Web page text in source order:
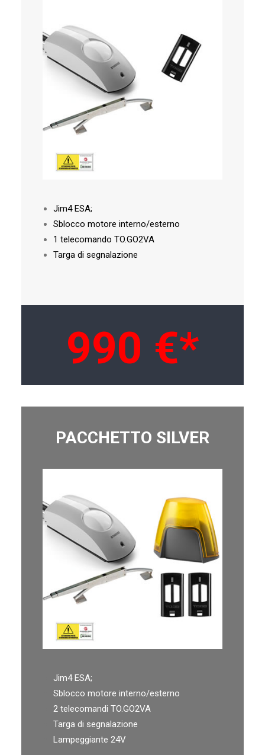
Jim4 ESA;
Sblocco motore interno/esterno
1 telecomando TO.GO2VA
Targa di segnalazione
990 €*
PACCHETTO SILVER
Jim4 ESA;
Sblocco motore interno/esterno
2 telecomandi TO.GO2VA
Targa di segnalazione
Lampeggiante 24V